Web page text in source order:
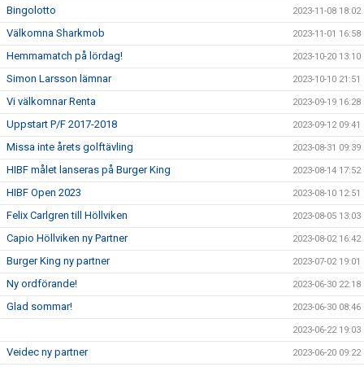
Bingolotto 2023-11-08 18:02
Välkomna Sharkmob 2023-11-01 16:58
Hemmamatch på lördag! 2023-10-20 13:10
Simon Larsson lämnar 2023-10-10 21:51
Vi välkomnar Renta 2023-09-19 16:28
Uppstart P/F 2017-2018 2023-09-12 09:41
Missa inte årets golftävling 2023-08-31 09:39
HIBF målet lanseras på Burger King 2023-08-14 17:52
HIBF Open 2023 2023-08-10 12:51
Felix Carlgren till Höllviken 2023-08-05 13:03
Capio Höllviken ny Partner 2023-08-02 16:42
Burger King ny partner 2023-07-02 19:01
Ny ordförande! 2023-06-30 22:18
Glad sommar! 2023-06-30 08:46
2023-06-22 19:03
Veidec ny partner 2023-06-20 09:22